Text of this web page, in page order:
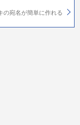
の宛名が簡単に作れる